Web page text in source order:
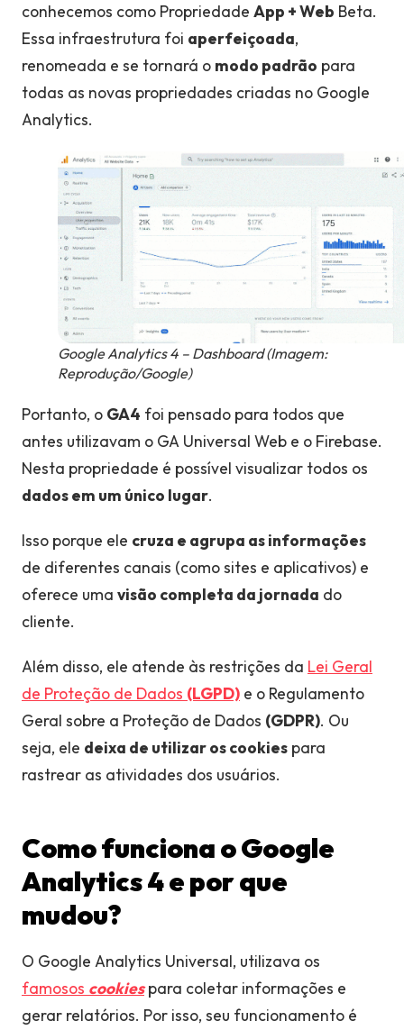
conhecemos como Propriedade App + Web Beta.
Essa infraestrutura foi aperfeiçoada,
renomeada e se tornará o modo padrão para
todas as novas propriedades criadas no Google
Analytics.
Google Analytics 4 – Dashboard (Imagem:
Reprodução/Google)
Portanto, o GA4 foi pensado para todos que
antes utilizavam o GA Universal Web e o Firebase.
Nesta propriedade é possível visualizar todos os
dados em um único lugar.
Isso porque ele cruza e agrupa as informações
de diferentes canais (como sites e aplicativos) e
oferece uma visão completa da jornada do
cliente.
Além disso, ele atende às restrições da Lei Geral
de Proteção de Dados (LGPD) e o Regulamento
Geral sobre a Proteção de Dados (GDPR). Ou
seja, ele deixa de utilizar os cookies para
rastrear as atividades dos usuários.
Como funciona o Google
Analytics 4 e por que
mudou?
O Google Analytics Universal, utilizava os
famosos cookiespara coletar informações e
gerar relatórios. Por isso, seu funcionamento é